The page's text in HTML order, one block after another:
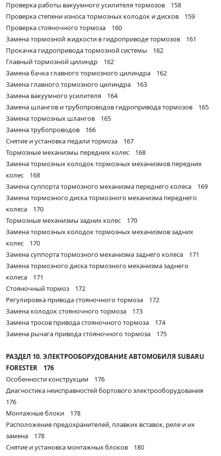
Проверка работы вакуумного усилителя тормозов 158
Проверка степени износа тормозных колодок и дисков 159
Проверка стояночного тормоза 160
Замена тормозной жидкости в гидроприводе тормозов 161
Прокачка гидропривода тормозной системы 162
Главный тормозной цилиндр 162
Замена бачка главного тормозного цилиндра 162
Замена главного тормозного цилиндра 163
Замена вакуумного усилителя 164
Замена шлангов и трубопроводов гидропривода тормозов 165
Замена тормозных шлангов 165
Замена трубопроводов 166
Снятие и установка педали тормоза 167
Тормозные механизмы передних колес 168
Замена тормозных колодок тормозных механизмов передних
колес 168
Замена суппорта тормозного механизма переднего колеса 169
Замена тормозного диска тормозного механизма переднего
колеса 170
Тормозные механизмы задних колес 170
Замена тормозных колодок тормозных механизмов задних
колес 170
Замена суппорта тормозного механизма заднего колеса 171
Замена тормозного диска тормозного механизма заднего
колеса 171
Стояночный тормоз 172
Регулировка привода стояночного тормоза 172
Замена колодок стояночного тормоза 173
Замена тросов привода стояночного тормоза 174
Замена рычага привода стояночного тормоза 175
РАЗДЕЛ 10. ЭЛЕКТРООБОРУДОВАНИЕ АВТОМОБИЛЯ SUBARU
FORESTER 176
Особенности конструкции 176
Диагностика неисправностей бортового электрооборудования
176
Монтажные блоки 178
Расположение предохранителей, плавких вставок, реле и их
замена 178
Снятие и установка монтажных блоков 180